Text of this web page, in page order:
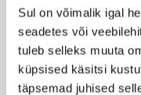
Sul on võimalik igal
seadetes või
tuleb selleks muuta
küpsised käsitsi
täpsemad juhised
Kingitus
kaasa!